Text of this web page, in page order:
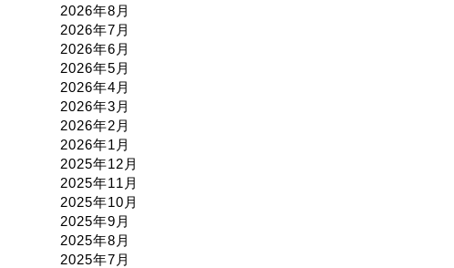
2026年8月
2026年7月
2026年6月
2026年5月
2026年4月
2026年3月
2026年2月
2026年1月
2025年12月
2025年11月
2025年10月
2025年9月
2025年8月
2025年7月